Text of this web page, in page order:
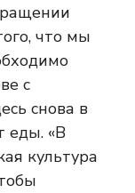
что мы
с
снова в
еды. «В
культура